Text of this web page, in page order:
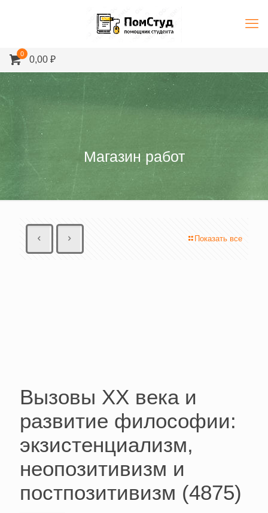
0
0,00 ₽
Магазин работ
Показать все
Вызовы ХХ века и
развитие философии:
экзистенциализм,
неопозитивизм и
постпозитивизм (4875)